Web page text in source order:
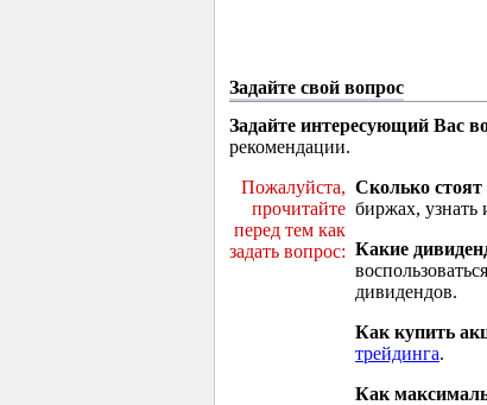
Задайте свой вопрос
Задайте интересующий Вас
рекомендации.
Пожалуйста,
прочитайте
перед тем как
задать вопрос:
Сколько стоят
биржах, узнать
Какие
дивидендов.
Как купить
трейдинга.
Как